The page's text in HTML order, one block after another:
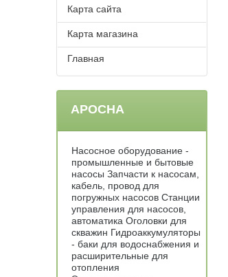
Карта сайта
Карта магазина
Главная
АРОСНА
Насосное оборудование -
промышленные и бытовые
насосы Запчасти к насосам,
кабель, провод для
погружных насосов Станции
управления для насосов,
автоматика Оголовки для
скважин Гидроаккумуляторы
- баки для водоснабжения и
расширительные для
отопления